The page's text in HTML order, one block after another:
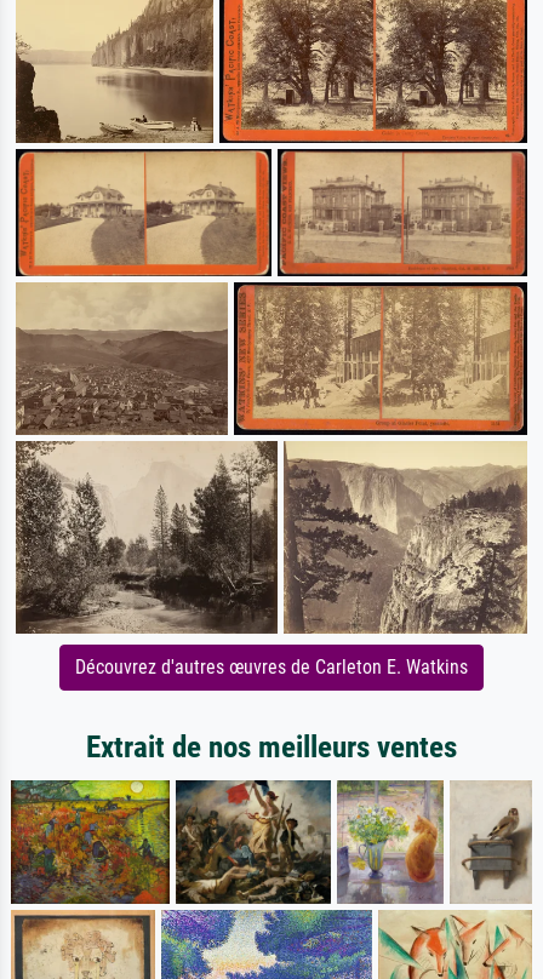
Découvrez d'autres œuvres de Carleton E. Watkins
Extrait de nos meilleurs ventes